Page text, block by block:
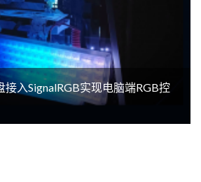
入SignalRGB实现电脑端RGB控